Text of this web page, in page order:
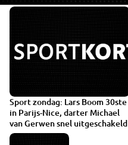
Sport zondag: Lars Boom 30ste
in Parijs-Nice, darter Michael
van Gerwen snel uitgeschakeld